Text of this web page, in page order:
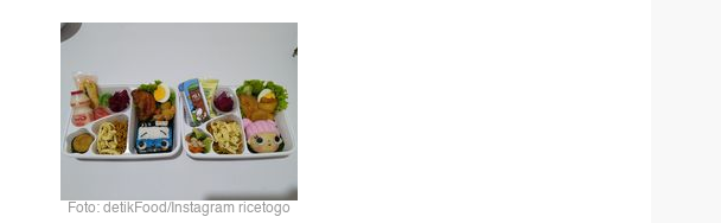
Foto: detikFood/Instagram ricetogo